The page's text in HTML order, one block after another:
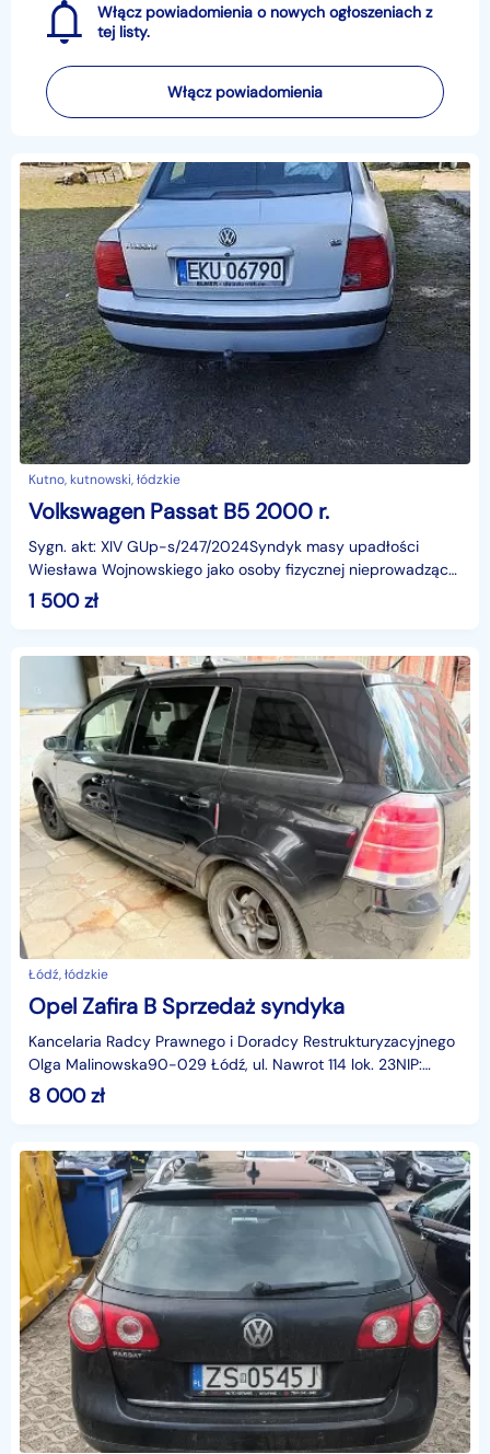
Włącz powiadomienia o nowych ogłoszeniach z
tej listy.
Włącz powiadomienia
Kutno, kutnowski, łódzkie
Volkswagen Passat B5 2000 r.
Sygn. akt: XIV GUp-s/247/2024Syndyk masy upadłości
Wiesława Wojnowskiego jako osoby fizycznej nieprowadzącej
działalności gospodarczej sprzeda z wolnej ręk
1 500zł
Łódź, łódzkie
Opel Zafira B Sprzedaż syndyka
Kancelaria Radcy Prawnego i Doradcy Restrukturyzacyjnego
Olga Malinowska90-029 Łódź, ul. Nawrot 114 lok. 23NIP:
7281675287;tel. +48 601 416 310; e-mail: mrestru
8 000zł